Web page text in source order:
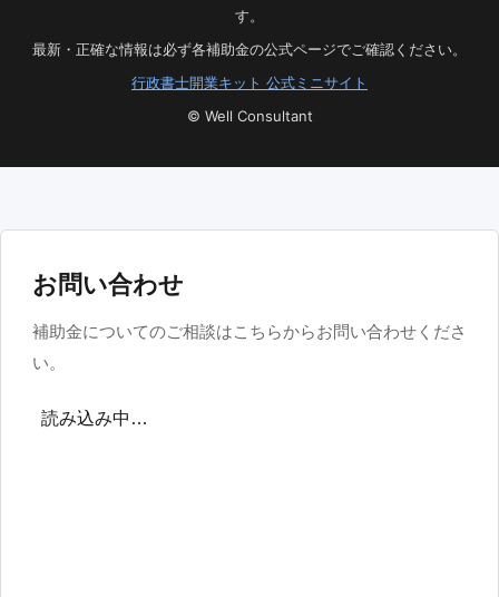
す。
最新・正確な情報は必ず各補助金の公式ページでご確認ください。
行政書士開業キット 公式ミニサイト
© Well Consultant
お問い合わせ
補助金についてのご相談はこちらからお問い合わせくださ
い。